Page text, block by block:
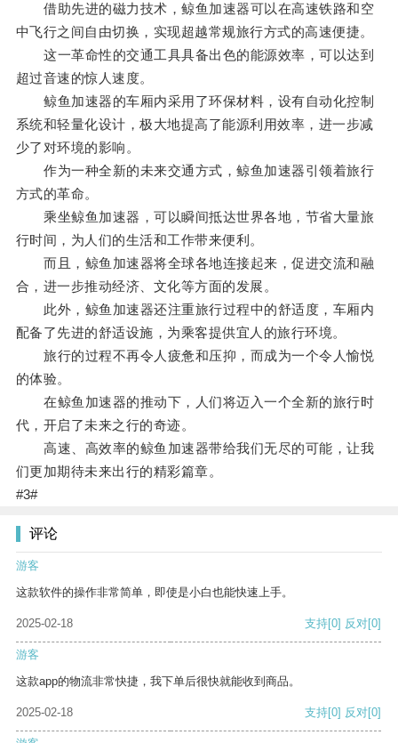
借助先进的磁力技术，鲸鱼加速器可以在高速铁路和空
中飞行之间自由切换，实现超越常规旅行方式的高速便捷。
这一革命性的交通工具具备出色的能源效率，可以达到
超过音速的惊人速度。
鲸鱼加速器的车厢内采用了环保材料，设有自动化控制
系统和轻量化设计，极大地提高了能源利用效率，进一步减
少了对环境的影响。
作为一种全新的未来交通方式，鲸鱼加速器引领着旅行
方式的革命。
乘坐鲸鱼加速器，可以瞬间抵达世界各地，节省大量旅
行时间，为人们的生活和工作带来便利。
而且，鲸鱼加速器将全球各地连接起来，促进交流和融
合，进一步推动经济、文化等方面的发展。
此外，鲸鱼加速器还注重旅行过程中的舒适度，车厢内
配备了先进的舒适设施，为乘客提供宜人的旅行环境。
旅行的过程不再令人疲惫和压抑，而成为一个令人愉悦
的体验。
在鲸鱼加速器的推动下，人们将迈入一个全新的旅行时
代，开启了未来之行的奇迹。
高速、高效率的鲸鱼加速器带给我们无尽的可能，让我
们更加期待未来出行的精彩篇章。
#3#
评论
游客
这款软件的操作非常简单，即使是小白也能快速上手。
2025-02-18 支持[0] 反对[0]
游客
这款app的物流非常快捷，我下单后很快就能收到商品。
2025-02-18 支持[0] 反对[0]